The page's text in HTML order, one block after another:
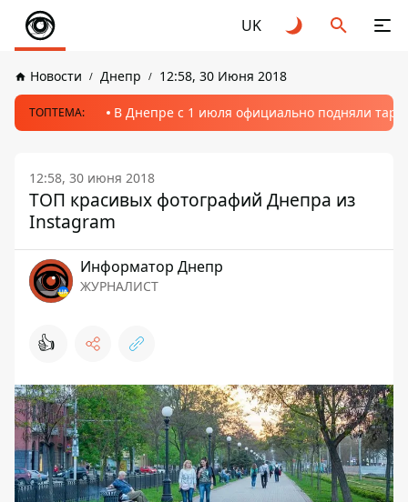
UK
Новости Днепр 12:58, 30 Июня 2018
ТОПТЕМА: В Днепре с 1 июля официально подняли
12:58, 30 июня 2018
ТОП красивых фотографий Днепра из
Instagram
Информатор Днепр
ЖУРНАЛИСТ
👍